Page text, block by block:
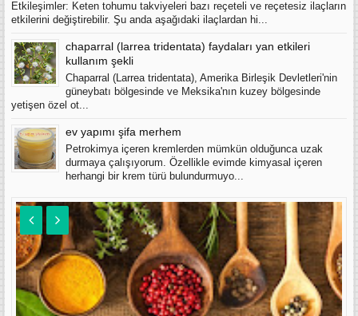
Etkileşimler: Keten tohumu takviyeleri bazı reçeteli ve reçetesiz ilaçların
etkilerini değiştirebilir. Şu anda aşağıdaki ilaçlardan hi...
chaparral (larrea tridentata) faydaları yan etkileri
kullanım şekli
Chaparral (Larrea tridentata), Amerika Birleşik Devletleri'nin
güneybatı bölgesinde ve Meksika'nın kuzey bölgesinde
yetişen özel ot...
ev yapımı şifa merhem
Petrokimya içeren kremlerden mümkün olduğunca uzak
durmaya çalışıyorum. Özellikle evimde kimyasal içeren
herhangi bir krem türü bulundurmuyo...